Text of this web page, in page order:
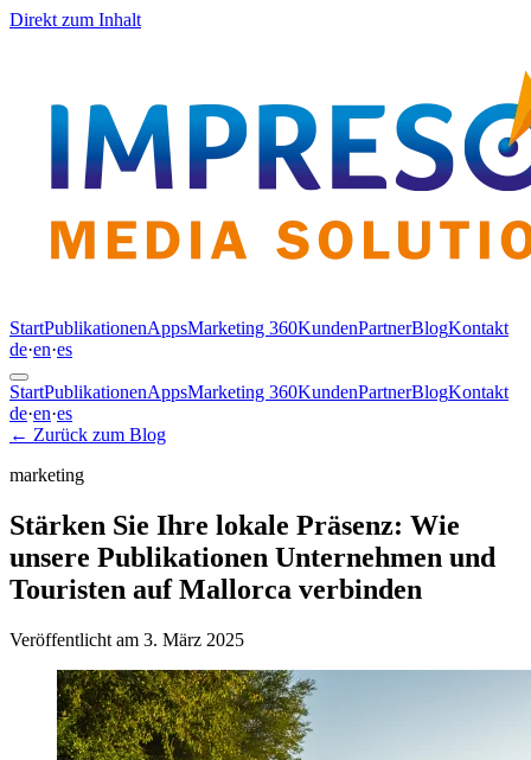
Direkt zum Inhalt
StartPublikationenAppsMarketing 360KundenPartnerBlogKontakt
de·en·es
StartPublikationenAppsMarketing 360KundenPartnerBlogKontakt
de·en·es
← Zurück zum Blog
marketing
Stärken Sie Ihre lokale Präsenz: Wie
unsere Publikationen Unternehmen und
Touristen auf Mallorca verbinden
Veröffentlicht am 3. März 2025